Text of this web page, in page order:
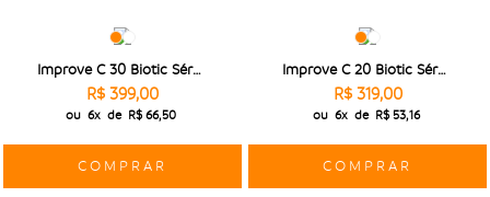
Improve C 30 Biotic Sérum 30g
R$ 399,00
ou 6x de R$ 66,50
COMPRAR
Improve C 20 Biotic Sérum 30g
R$ 319,00
ou 6x de R$ 53,16
COMPRAR